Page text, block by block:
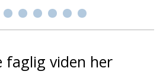
faglig viden her